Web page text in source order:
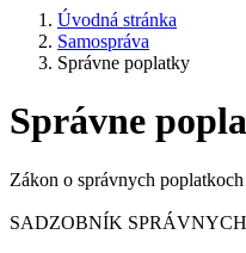
Úvodná stránka
Samospráva
Správne poplatky
Správne
Zákon o správnych
SADZOBNÍK